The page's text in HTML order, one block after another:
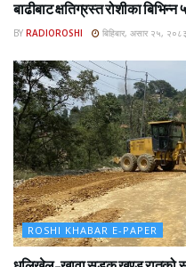
बाढीबाट क्षतिग्रस्त रोशीका
BY RADIOROSHI बिहिबार, असार २५, २०८३
ROSHI KHABAR E-PAPER